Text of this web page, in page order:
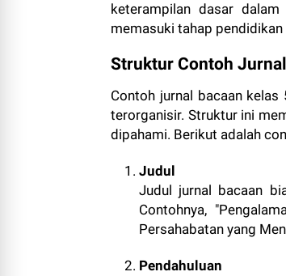
keterampilan dasar
memasuki tahap
Struktur Contoh
Contoh jurnal bacaan
terorganisir. Struktur ini
dipahami. Berikut adalah
Judul
Judul jurnal bacaan
Contohnya,
Persahabatan yang
Pendahuluan